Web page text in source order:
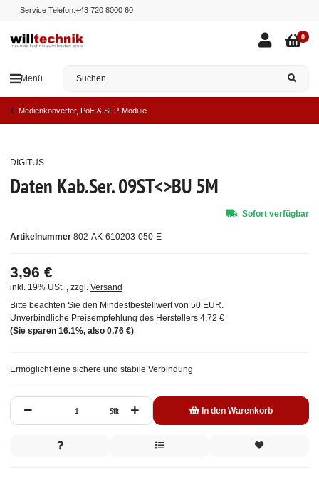
Service Telefon:+43 720 8000 60
Menü
0
Medienkonverter, PoE & SFP-Module
Daten Kab.Ser. 09ST<>BU 5M
Artikelnummer 802-AK-610203-050-E
DIGITUS
Ermöglicht eine sichere und stabile Verbindung
3,96 €
inkl. 19% USt. , zzgl. Versand
Bitte beachten Sie den Mindestbestellwert von 50 EUR.
Unverbindliche Preisempfehlung des Herstellers 4,72 €
(Sie sparen 16.1%, also 0,76 €)
Stk In den Warenkorb
Sofort verfügbar